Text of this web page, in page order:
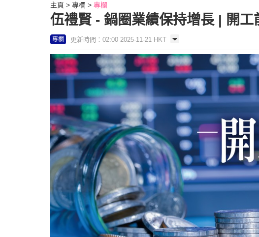
主頁 專欄 專欄
伍禮賢 - 鍋圈業績保持增長 | 開工
專欄 更新時間：02:00 2025-11-21 HKT